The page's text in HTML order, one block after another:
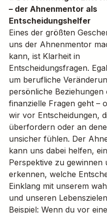
– der Ahnenmentor als
Entscheidungshelfer
Eines der größten
uns der Ahnenmentor
kann, ist Klarheit in
Entscheidungsfragen.
um berufliche
persönliche Beziehungen
finanzielle Fragen geht –
wir vor Entscheidungen,
überfordern oder an
unsicher fühlen. Der
kann uns dabei helfen,
Perspektive zu gewinnen
erkennen, welche
Einklang mit unserem
und unseren
Beispiel: Wenn du vor